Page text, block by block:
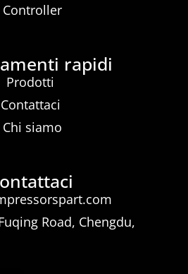
Controller
rapidi
Prodotti
Contattaci
Chi siamo
Road, Chengdu,